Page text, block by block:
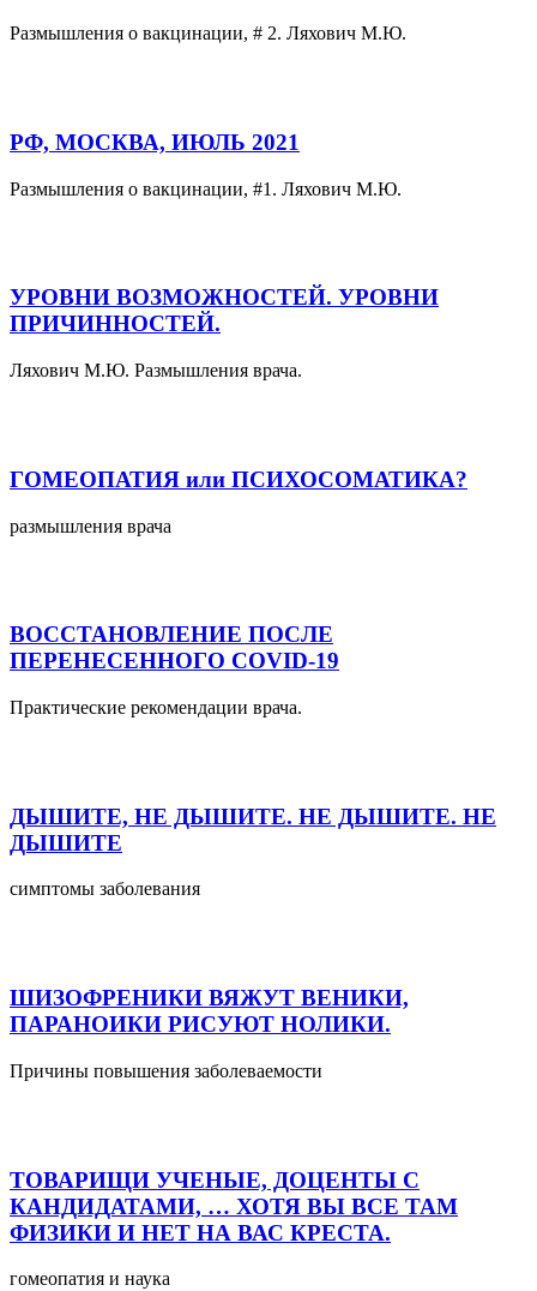
Размышления о вакцинации, # 2. Ляхович М.Ю.
РФ, МОСКВА, ИЮЛЬ 2021
Размышления о вакцинации, #1. Ляхович М.Ю.
УРОВНИ ВОЗМОЖНОСТЕЙ. УРОВНИ
ПРИЧИННОСТЕЙ.
Ляхович М.Ю. Размышления врача.
ГОМЕОПАТИЯ или ПСИХОСОМАТИКА?
размышления врача
ВОССТАНОВЛЕНИЕ ПОСЛЕ
ПЕРЕНЕСЕННОГО COVID-19
Практические рекомендации врача.
ДЫШИТЕ, НЕ ДЫШИТЕ. НЕ ДЫШИТЕ. НЕ
ДЫШИТЕ
симптомы заболевания
ШИЗОФРЕНИКИ ВЯЖУТ ВЕНИКИ,
ПАРАНОИКИ РИСУЮТ НОЛИКИ.
Причины повышения заболеваемости
ТОВАРИЩИ УЧЕНЫЕ, ДОЦЕНТЫ С
КАНДИДАТАМИ, … ХОТЯ ВЫ ВСЕ ТАМ
ФИЗИКИ И НЕТ НА ВАС КРЕСТА.
гомеопатия и наука